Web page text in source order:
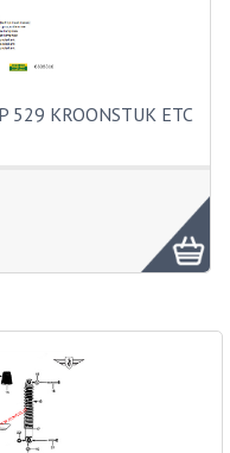
529 KROONSTUK ETC